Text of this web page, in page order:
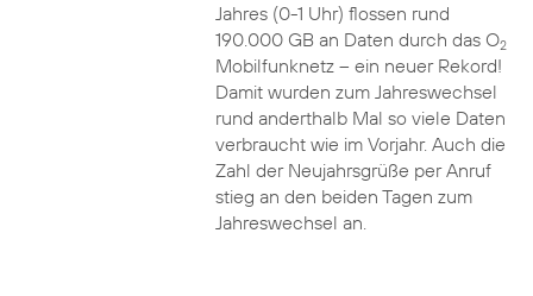
Jahres (0-1 Uhr) flossen rund
190.000 GB an Daten durch das O2
Mobilfunknetz – ein neuer Rekord!
Damit wurden zum Jahreswechsel
rund anderthalb Mal so viele Daten
verbraucht wie im Vorjahr. Auch die
Zahl der Neujahrsgrüße per Anruf
stieg an den beiden Tagen zum
Jahreswechsel an.